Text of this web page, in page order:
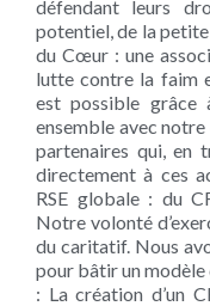
défendant leurs
potentiel, de la petite
du Cœur : une
lutte contre la faim
est possible grâce
ensemble avec
partenaires qui, en
directement à ces
RSE globale : du
Notre volonté
du caritatif. Nous
pour bâtir un modèle
: La création d’un